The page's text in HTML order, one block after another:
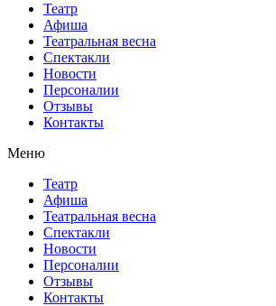
Театр
Афиша
Театральная весна
Спектакли
Новости
Персоналии
Отзывы
Контакты
Меню
Театр
Афиша
Театральная весна
Спектакли
Новости
Персоналии
Отзывы
Контакты